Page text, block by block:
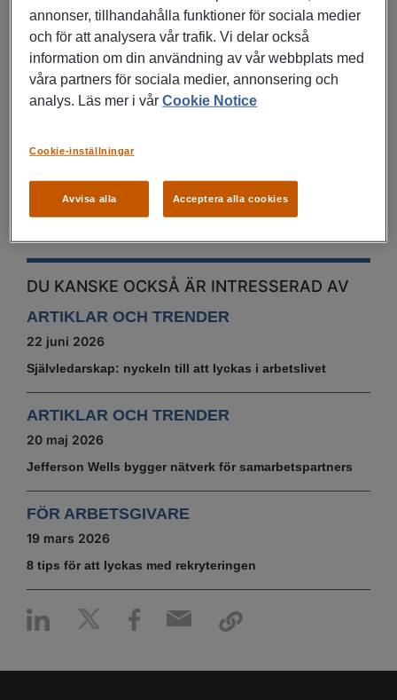
med byta bransch”
2. Brett yrke
”Det finns en möjlighet att prova på olika typer av jobb
och företag på ett smidigare sätt än vid en
”Det bästa med att jobba som konsult är att snabbt
kunna komma in i en organisation eller bransch som
DU KANSKE OCKSÅ ÄR INTRESSERAD AV
ARTIKLAR OCH TRENDER
22 juni 2026
Självledarskap: nyckeln till att lyckas i arbetslivet
ARTIKLAR OCH TRENDER
20 maj 2026
Jefferson Wells bygger nätverk för samarbetspartners
FÖR ARBETSGIVARE
19 mars 2026
8 tips för att lyckas med rekryteringen
annonser, tillhandahålla funktioner för sociala medier
och för att analysera vår trafik. Vi delar också
information om din användning av vår webbplats med
våra partners för sociala medier, annonsering och
analys. Läs mer i vårCookie Notice
Avvisa alla Acceptera alla cookies
Cookie-inställningar